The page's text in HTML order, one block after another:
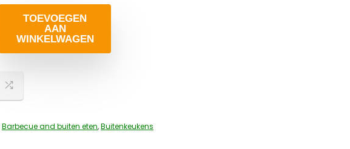
TOEVOEGEN
AAN
WINKELWAGEN
Barbecue and buiten eten,Buitenkeukens